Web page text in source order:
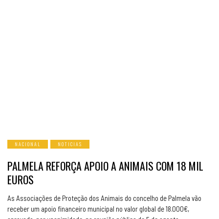
NACIONAL NOTICIAS
PALMELA REFORÇA APOIO A ANIMAIS COM 18 MIL
EUROS
As Associações de Proteção dos Animais do concelho de Palmela vão
receber um apoio financeiro municipal no valor global de 18.000€,